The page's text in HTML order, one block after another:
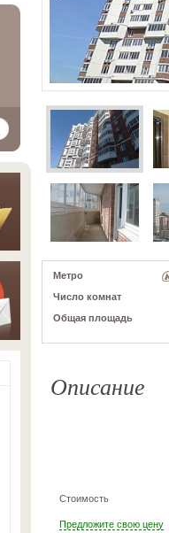
Метро
Число комнат
Общая площадь
Описание
Стоимость
Предложите свою цену